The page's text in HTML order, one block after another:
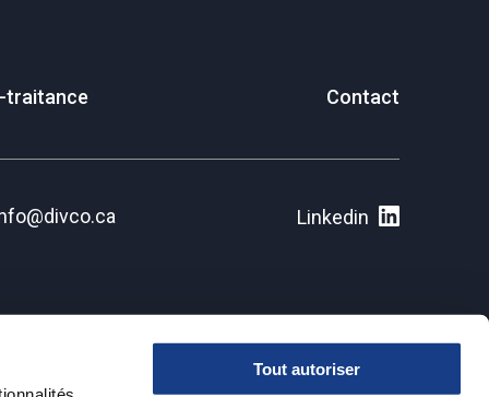
Tout autoriser
traitance Contact
Linkedin